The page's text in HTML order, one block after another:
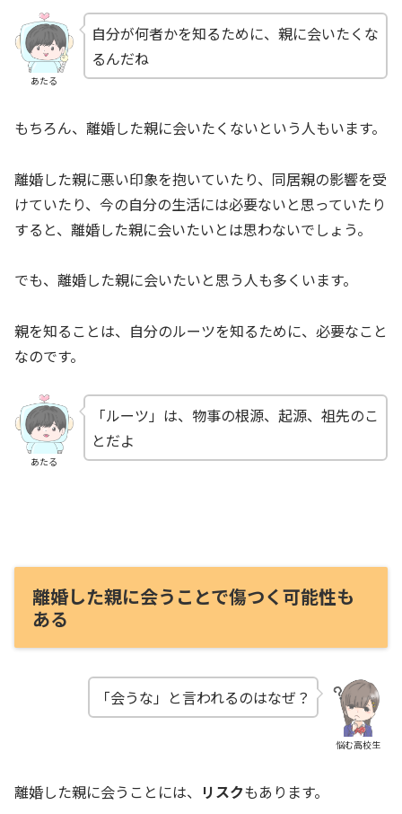
あたる
自分が何者かを知るために、親に会いたくな
るんだね
もちろん、離婚した親に会いたくないという人もいます。
離婚した親に悪い印象を抱いていたり、同居親の影響を受
けていたり、今の自分の生活には必要ないと思っていたり
すると、離婚した親に会いたいとは思わないでしょう。
でも、離婚した親に会いたいと思う人も多くいます。
親を知ることは、自分のルーツを知るために、必要なこと
なのです。
あたる
「ルーツ」は、物事の根源、起源、祖先のこ
とだよ
離婚した親に会うことで傷つく可能性も
ある
悩む高校生
「会うな」と言われるのはなぜ？
離婚した親に会うことには、 リスクもあります。